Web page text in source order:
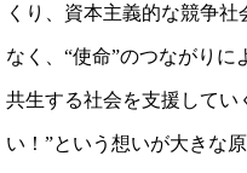
くり、資本主義的な競争
なく、“使命”のつながり
共生する社会を支援してい
い！”という想いが大きな